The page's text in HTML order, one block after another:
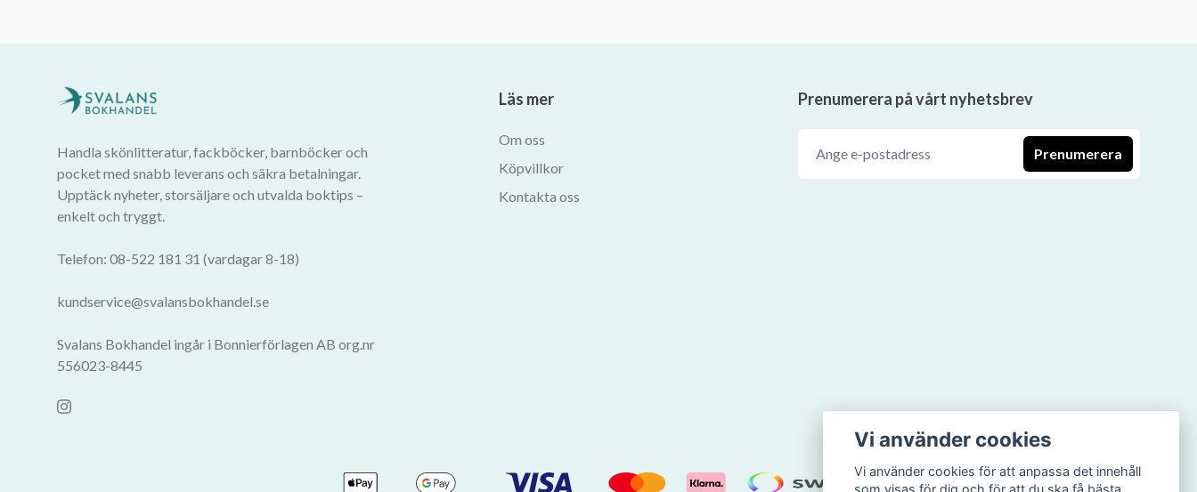
Handla skönlitteratur, fackböcker, barnböcker och
pocket med snabb leverans och säkra betalningar.
Upptäck nyheter, storsäljare och utvalda boktips –
enkelt och tryggt.
Telefon: 08-522 181 31 (vardagar 8-18)
kundservice@svalansbokhandel.se
Svalans Bokhandel ingår i Bonnierförlagen AB org.nr
556023-8445
Läs mer
Om oss
Köpvillkor
Kontakta oss
Prenumerera på vårt nyhetsbrev
Prenumerera
Vi använder cookies
Vi använder cookies för att anpassa det innehåll